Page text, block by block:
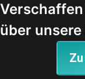
über